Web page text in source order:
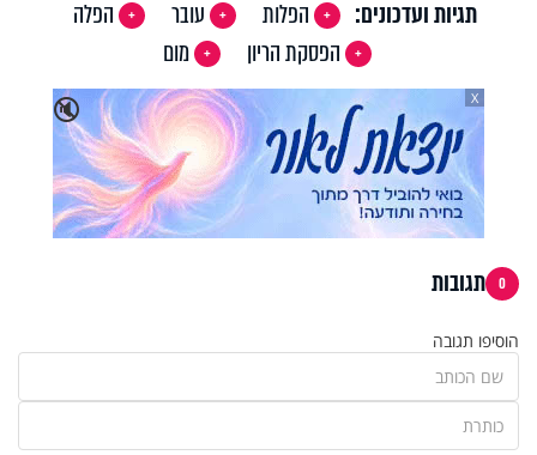
תגיות ועדכונים: הפלות עובר
הפלה
הפסקת הריון
מום
🔇
X
0 תגובות
הוסיפו תגובה